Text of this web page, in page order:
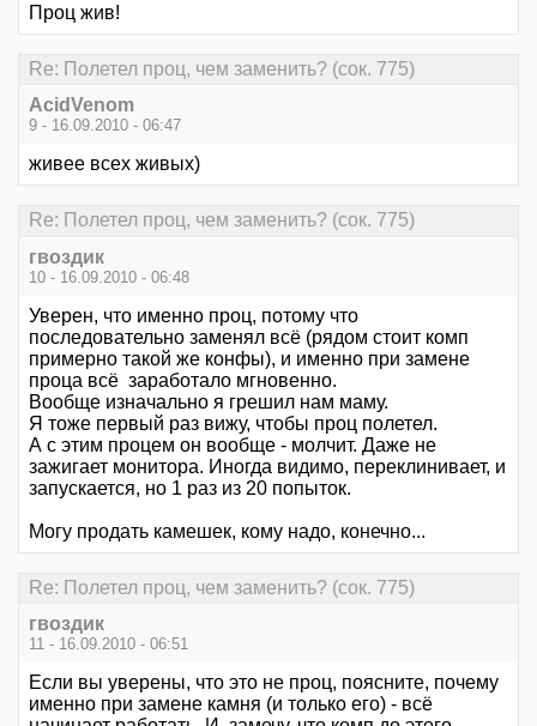
Проц жив!
Re: Полетел проц, чем заменить? (сок. 775)
AcidVenom
9 - 16.09.2010 - 06:47
живее всех живых)
Re: Полетел проц, чем заменить? (сок. 775)
гвоздик
10 - 16.09.2010 - 06:48
Уверен, что именно проц, потому что
последовательно заменял всё (рядом стоит комп
примерно такой же конфы), и именно при замене
проца всё заработало мгновенно.
Вообще изначально я грешил нам маму.
Я тоже первый раз вижу, чтобы проц полетел.
А с этим процем он вообще - молчит. Даже не
зажигает монитора. Иногда видимо, переклинивает, и
запускается, но 1 раз из 20 попыток.
Могу продать камешек, кому надо, конечно...
Re: Полетел проц, чем заменить? (сок. 775)
гвоздик
11 - 16.09.2010 - 06:51
Если вы уверены, что это не проц, поясните, почему
именно при замене камня (и только его) - всё